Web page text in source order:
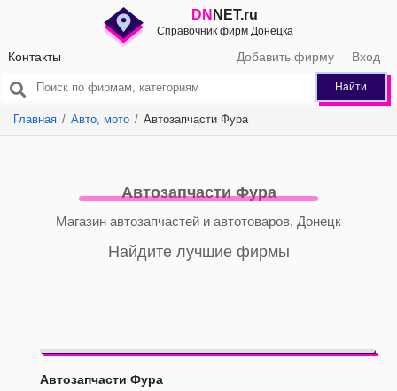
DN NET.ru
Справочник фирм Донецка
Контакты Добавить фирму Вход
Найти
Главная Авто, мото Автозапчасти Фура
Автозапчасти Фура
Магазин автозапчастей и автотоваров, Донецк
Найдите лучшие фирмы
Автозапчасти Фура